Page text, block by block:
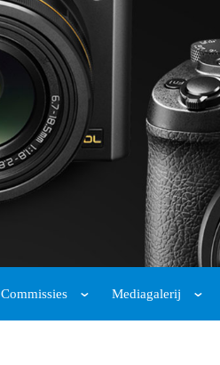
Commissies Mediagalerij